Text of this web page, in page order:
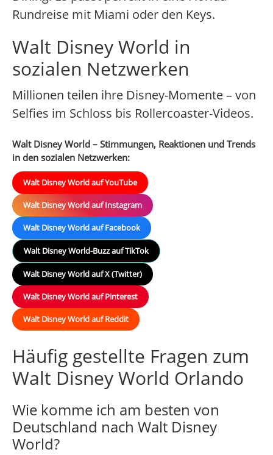
Rundreise mit Miami oder den Keys.
Walt Disney World in
sozialen Netzwerken
Millionen teilen ihre Disney-Momente – von
Selfies im Schloss bis Rollercoaster-Videos.
Walt Disney World – Stimmungen, Reaktionen und Trends
in den sozialen Netzwerken:
Walt Disney World auf YouTube
Walt Disney World auf Instagram
Walt Disney World auf Facebook
Walt Disney World-Buzz auf TikTok
Walt Disney World auf X (Twitter)
Walt Disney World auf Pinterest
Walt Disney World auf Reddit
Häufig gestellte Fragen zum
Walt Disney World Orlando
Wie komme ich am besten von
Deutschland nach Walt Disney
World?